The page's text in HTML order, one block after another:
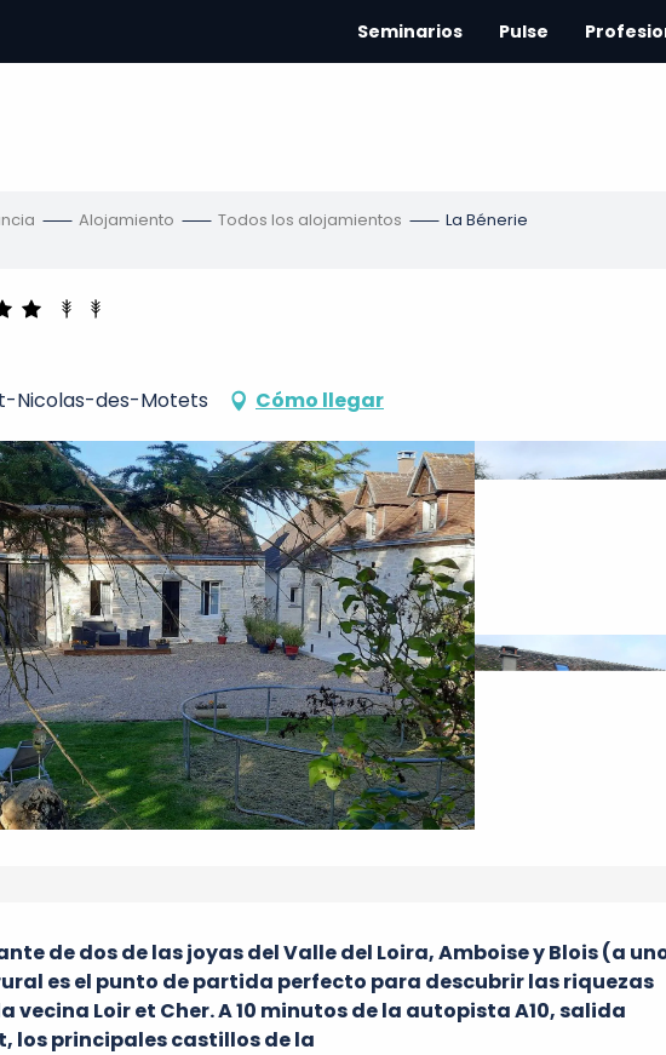
Seminarios Pulse
Alojamiento Todos los alojamientos La Bénerie
Nicolas-des-Motets Cómo llegar
de dos de las joyas del Valle del Loira, Amboise y Blois (a
es el punto de partida perfecto para descubrir las riquezas
vecina Loir et Cher. A 10 minutos de la autopista A10, salida
los principales castillos de la